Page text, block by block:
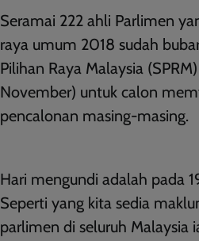
Seramai 222 ahli Parlimen
raya umum 2018 sudah
Pilihan Raya Malaysia
November) untuk calon
pencalonan masing-masing.
Hari mengundi adalah pada
Seperti yang kita sedia
parlimen di seluruh Malaysia